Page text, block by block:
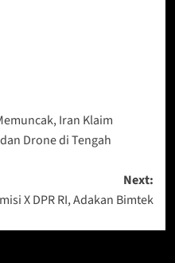
Iran Klaim
Drone di Tengah
Next:
X DPR RI, Adakan Bimtek